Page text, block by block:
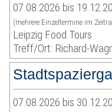
07.08.2026 bis
(mehrere Einzeltermine im
Leipzig Food Tours
Treff/Ort: Richard-
07.08.2026 bis